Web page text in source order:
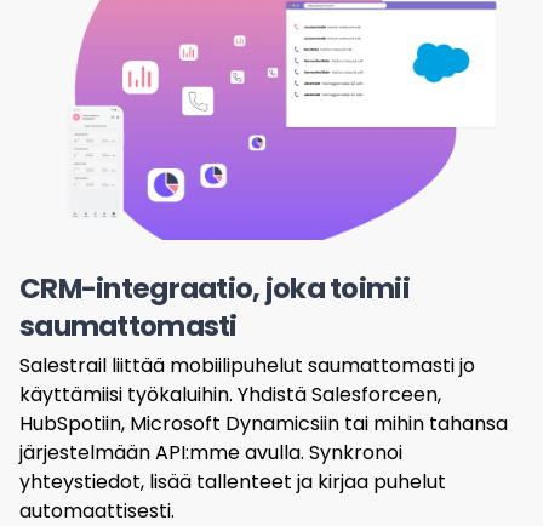
CRM-integraatio, joka toimii
saumattomasti
Salestrail liittää mobiilipuhelut saumattomasti jo
käyttämiisi työkaluihin. Yhdistä Salesforceen,
HubSpotiin, Microsoft Dynamicsiin tai mihin tahansa
järjestelmään API:mme avulla. Synkronoi
yhteystiedot, lisää tallenteet ja kirjaa puhelut
automaattisesti.